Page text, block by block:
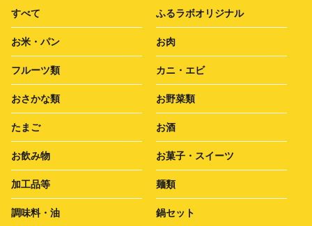
すべて ふるラボオリジナル
お米・パン お肉
フルーツ類 カニ・エビ
おさかな類 お野菜類
たまご お酒
お飲み物 お菓子・スイーツ
加工品等 麺類
調味料・油 鍋セット